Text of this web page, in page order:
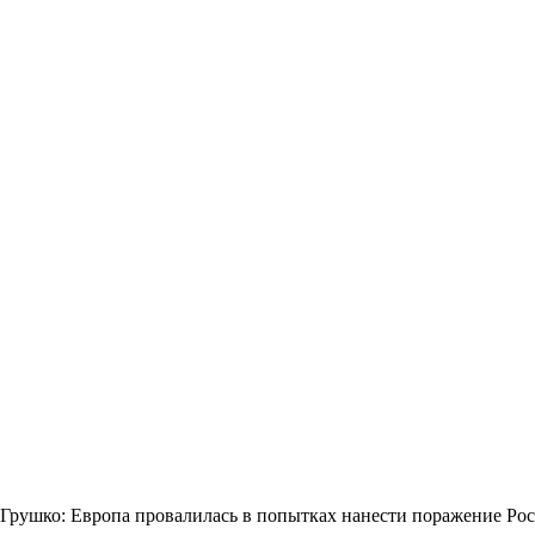
Грушко: Европа провалилась в попытках нанести поражение